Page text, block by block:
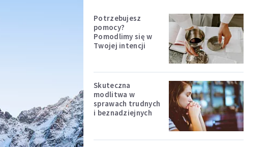
Potrzebujesz
pomocy?
Pomodlimy się w
Twojej intencji
Skuteczna
modlitwa w
sprawach trudnych
i beznadziejnych